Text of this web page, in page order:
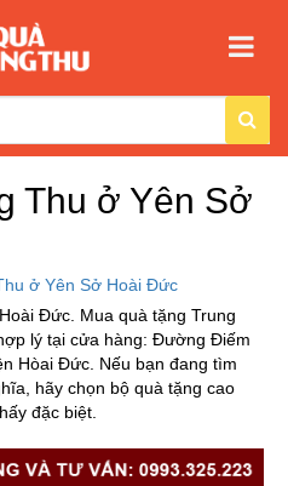
Thu ở Yên Sở
ở Yên Sở Hoài Đức
Đức. Mua quà tặng Trung
lý tại cửa hàng: Đường Điếm
Hòai Đức. Nếu bạn đang tìm
hãy chọn bộ quà tặng cao
đặc biệt.